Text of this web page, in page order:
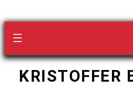
KRISTOFFER